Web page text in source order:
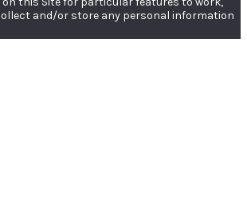
and/or store any personal information